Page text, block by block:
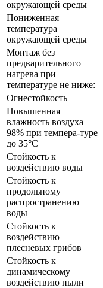
окружающей среды
Пониженная
температура
окружающей среды
Монтаж без
предварительного
нагрева при
температуре не ниже:
Огнестойкость
Повышенная
влажность воздуха
98% при темпера-туре
до 35°С
Стойкость к
воздействию воды
Стойкость к
продольному
распространению
воды
Стойкость к
воздействию
плесневых грибов
Стойкость к
динамическому
воздействию пыли